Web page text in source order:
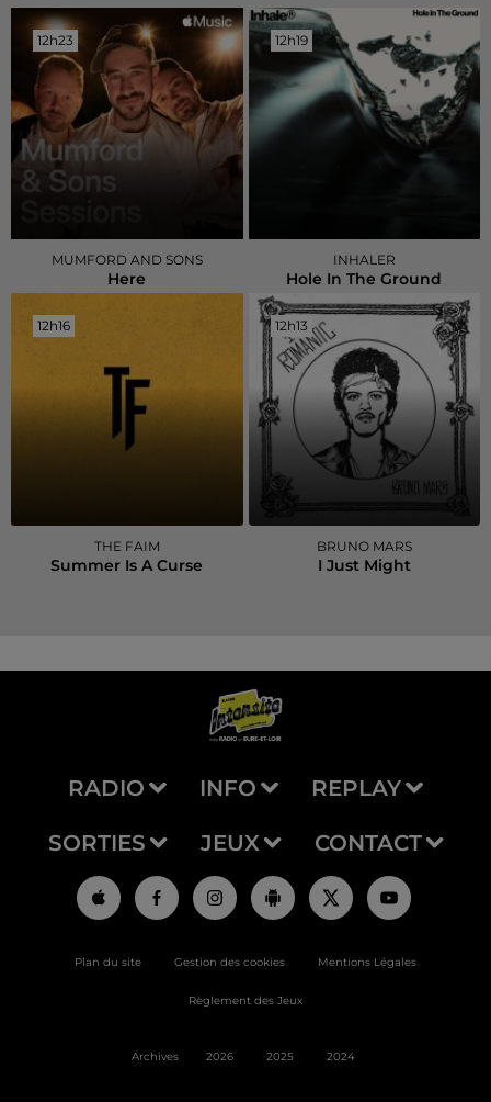
12h23
12h23
MUMFORD AND SONS
Here
12h19
12h19
INHALER
Hole In The Ground
12h16
12h16
THE FAIM
Summer Is A Curse
12h13
12h13
BRUNO MARS
I Just Might
RADIO INFO REPLAY
SORTIES JEUX CONTACT
Plan du site Gestion des cookies Mentions Légales
Règlement des Jeux
Archives 2026 2025 2024